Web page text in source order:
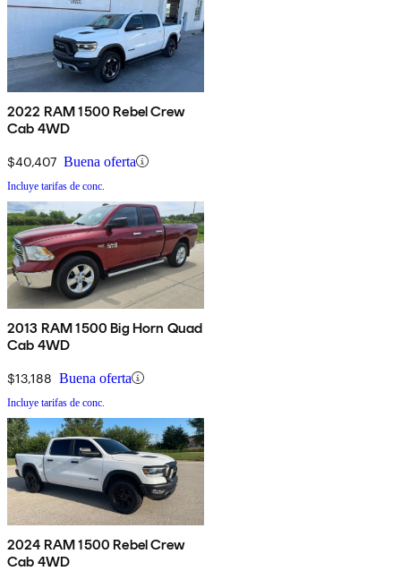
2022 RAM 1500 Rebel Crew
Cab 4WD
$40,407 Buena oferta
Incluye tarifas de conc.
2013 RAM 1500 Big Horn Quad
Cab 4WD
$13,188 Buena oferta
Incluye tarifas de conc.
2024 RAM 1500 Rebel Crew
Cab 4WD